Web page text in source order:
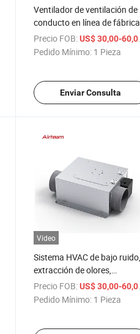
Ventilador de ventilación de
conducto en línea de fábrica
al por mayor a precio de OEM
superdelgado 110V 220V
Precio FOB: US$ 30,00-60,00
Pedido Mínimo: 1 Pieza
Enviar Consulta
Vídeo
Sistema HVAC de bajo ruido,
extracción de olores,
suministro de aire fresco,
ventilador centrífugo de
Precio FOB: US$ 30,00-60,00
Pedido Mínimo: 1 Pieza